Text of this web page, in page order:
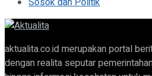
aktualita.co.id merupakan portal
dengan realita seputar